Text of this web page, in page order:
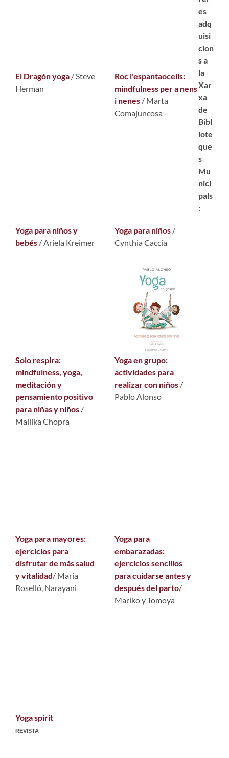
El Dragón yoga / Steve
Herman
Roc l'espantaocells:
mindfulness per a nens
i nenes / Marta
Comajuncosa
Yoga para niños y
bebés / Ariela Kreimer
Yoga para niños /
Cynthia Caccia
Solo respira:
mindfulness, yoga,
meditación y
pensamiento positivo
para niñas y niños /
Mallika Chopra
Yoga en grupo:
actividades para
realizar con niños /
Pablo Alonso
es
adq
uisi
cion
s a
la
Xar
xa
de
Bibl
iote
que
s
Mu
nici
pals
:
Yoga para mayores:
ejercicios para
disfrutar de más salud
y vitalidad/ María
Roselló, Narayani
Yoga para
embarazadas:
ejercicios sencillos
para cuidarse antes y
después del parto/
Mariko y Tomoya
Yoga spirit
REVISTA